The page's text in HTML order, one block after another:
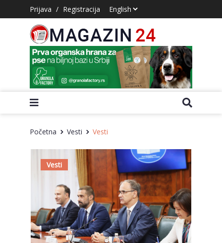
Prijava / Registracija
Početna Vesti Vesti
Vesti